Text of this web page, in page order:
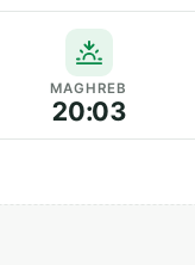
MAGHREB
20:03